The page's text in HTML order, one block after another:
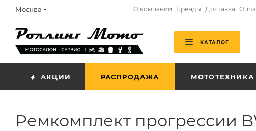
Москва О компании Бренды Доставка
КАТАЛОГ
АКЦИИ РАСПРОДАЖА МОТОТЕХНИКА
Ремкомплект прогрессии